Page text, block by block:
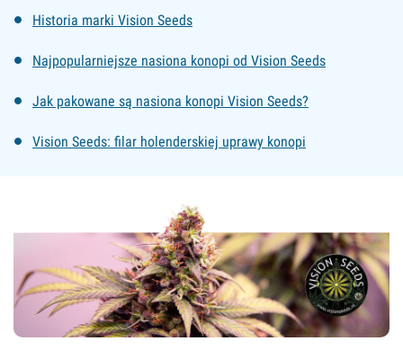
Historia marki Vision Seeds
Najpopularniejsze nasiona konopi od Vision Seeds
Jak pakowane są nasiona konopi Vision Seeds?
Vision Seeds: filar holenderskiej uprawy konopi